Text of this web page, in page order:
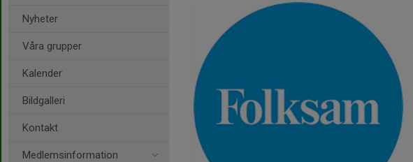
Nyheter
Våra grupper
Kalender
Bildgalleri
Kontakt
Medlemsinformation